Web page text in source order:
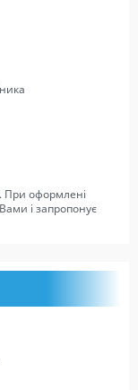
При оформлені
і запропонує